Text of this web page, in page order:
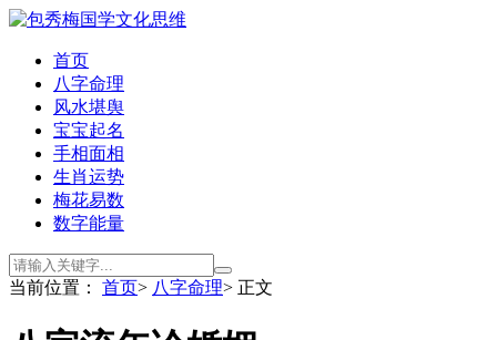
首页
八字命理
风水堪舆
宝宝起名
手相面相
生肖运势
梅花易数
数字能量
当前位置： 首页> 八字命理> 正文